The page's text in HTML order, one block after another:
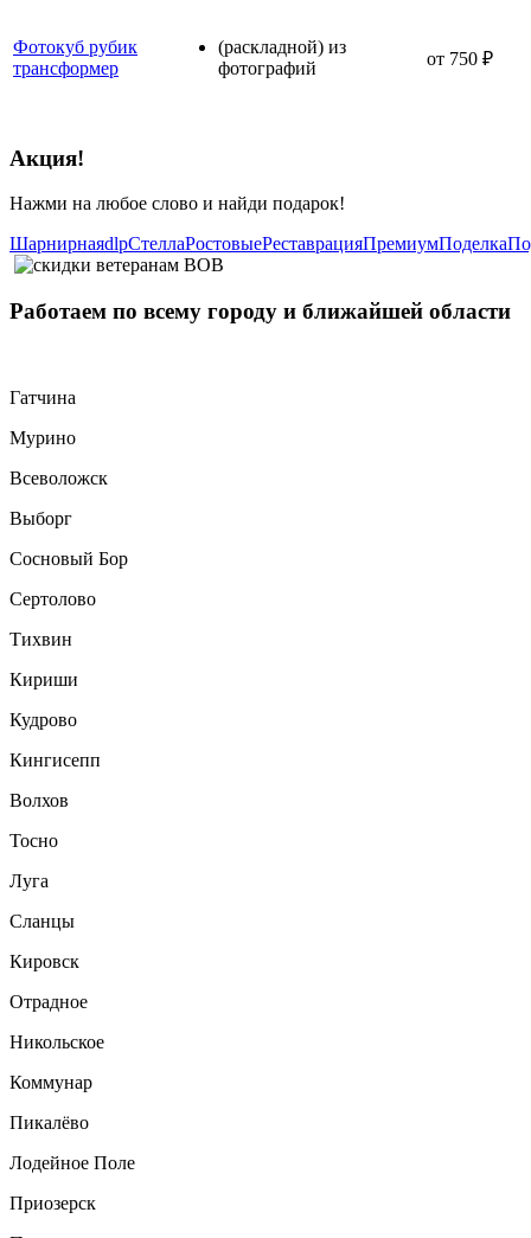
Фотокуб рубик
трансформер
(раскладной) из
фотографий
от 750 ₽
Акция!
Нажми на любое слово и найди подарок!
ШарнирнаяdlpСтеллаРостовыеРеставрацияПремиумПоделка
Работаем по всему городу и ближайшей области
Гатчина
Мурино
Всеволожск
Выборг
Сосновый Бор
Сертолово
Тихвин
Кириши
Кудрово
Кингисепп
Волхов
Тосно
Луга
Сланцы
Кировск
Отрадное
Никольское
Коммунар
Пикалёво
Лодейное Поле
Приозерск